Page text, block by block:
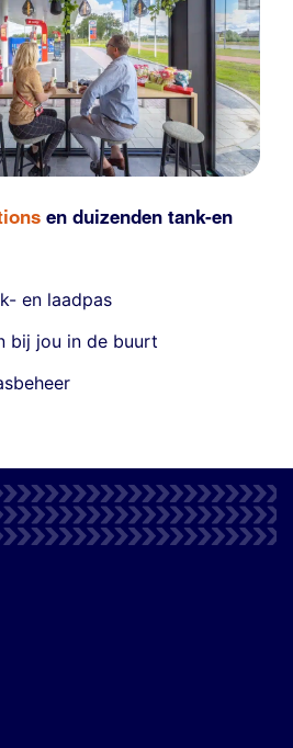
en duizenden tank-en
en laadpas
bij jou in de buurt